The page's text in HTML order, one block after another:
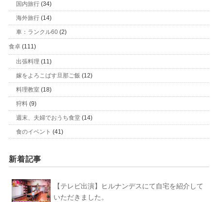
国内旅行(34)
海外旅行(14)
車：ランクル60(2)
食卓(111)
出張料理 (11)
嫁をよろこばす旦那ご飯 (12)
料理教室(18)
狩料(9)
週末、夫婦でおうち食堂(14)
食のイベント (41)
新着記事
【テレビ出演】ヒルナンデスにて自宅を紹介して
いただきました。